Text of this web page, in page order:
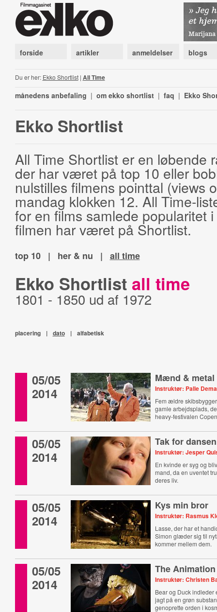
forside artikler anmeldelser blogs
Du er her: Ekko Shortlist| All Time
månedens anbefaling | om ekko shortlist | faq | Ekko
Ekko Shortlist
All Time Shortlist er en løbende
der har været på top 10 eller
nulstilles filmens pointtal (views
mandag klokken 12. All Time-
for en films samlede popularitet
filmen har været på Shortlist.
top 10 | her & nu | all time
Ekko Shortlist all time
1801 - 1850 ud af 1972
placering | dato | alfabetisk
05/05
2014
Mænd & metal
Instruktør: Palle
Fem ældre
gamle arbejdsplads,
heavy-festivalen
05/05
2014
Tak for dansen
Instruktør: Jesper
En kvinde er syg og
mand, da en uventet
deres liv.
05/05
2014
Kys min bror
Instruktør: Rasmus
Lasse, der har et
Simon glæder sig til
kommer mellem dem.
05/05
2014
The
Instruktør: Christen
Bear og Duck
jagt på en grøn
genoprette orden i